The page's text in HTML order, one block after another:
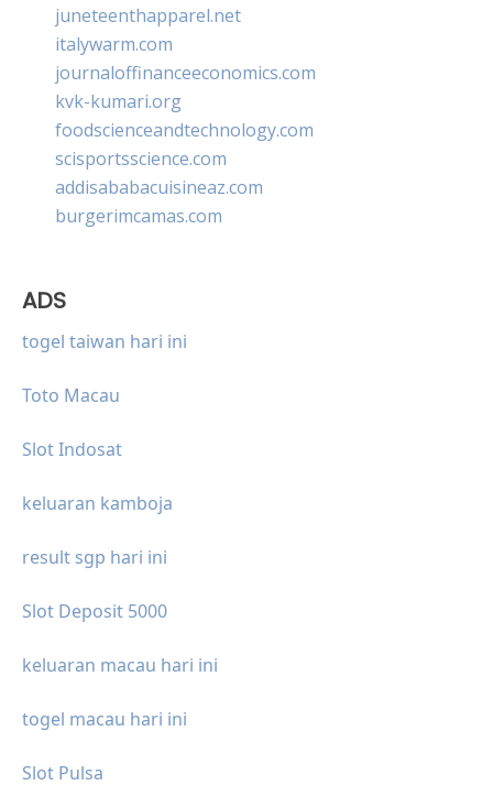
juneteenthapparel.net
italywarm.com
journaloffinanceeconomics.com
kvk-kumari.org
foodscienceandtechnology.com
scisportsscience.com
addisababacuisineaz.com
burgerimcamas.com
ADS
togel taiwan hari ini
Toto Macau
Slot Indosat
keluaran kamboja
result sgp hari ini
Slot Deposit 5000
keluaran macau hari ini
togel macau hari ini
Slot Pulsa